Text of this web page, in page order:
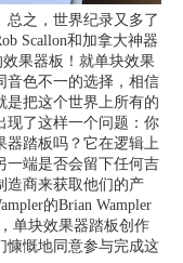
总之，世界纪录又多了
Scallon和加拿大神器
果器板！ 就单块效果
音色不一的选择，相信
是把这个世界上所有的
现了这样一个问题： 你
器踏板吗？ 它在逻辑上
一端是否会留下任何吉
造商来获取他们的产
的Brian Wampler
单块效果器踏板创作
慷慨地同意参与完成这